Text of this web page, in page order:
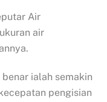
Air
air
ialah semakin
pengisian